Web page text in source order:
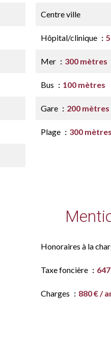
Centre ville
Hôpital/clinique
Mer 300 mètres
Bus 100 mètres
Gare 200 mètres
Plage 300 mètres
Honoraires à la
Taxe foncière
Charges 880 € /